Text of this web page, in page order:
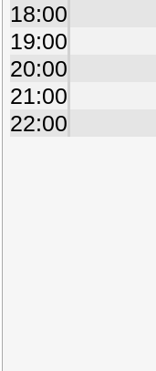
18:00
19:00
20:00
21:00
22:00